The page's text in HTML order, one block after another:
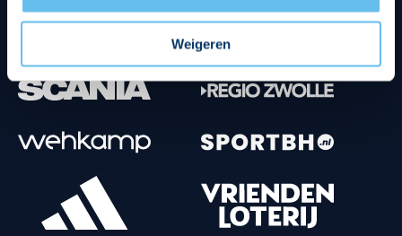
Weigeren